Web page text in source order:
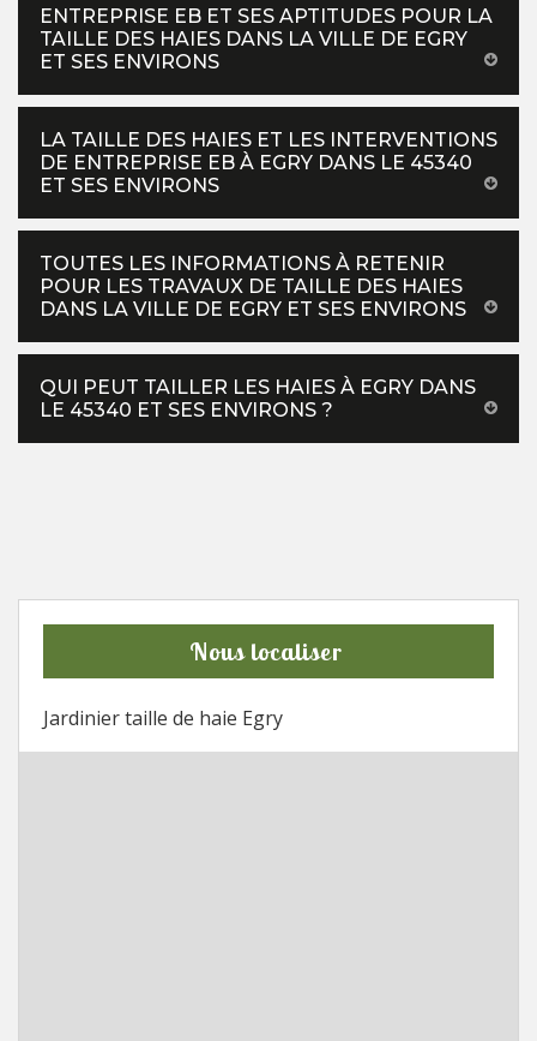
ENTREPRISE EB ET SES APTITUDES POUR LA
TAILLE DES HAIES DANS LA VILLE DE EGRY
ET SES ENVIRONS
LA TAILLE DES HAIES ET LES INTERVENTIONS
DE ENTREPRISE EB À EGRY DANS LE 45340
ET SES ENVIRONS
TOUTES LES INFORMATIONS À RETENIR
POUR LES TRAVAUX DE TAILLE DES HAIES
DANS LA VILLE DE EGRY ET SES ENVIRONS
QUI PEUT TAILLER LES HAIES À EGRY DANS
LE 45340 ET SES ENVIRONS ?
Nous localiser
Jardinier taille de haie Egry